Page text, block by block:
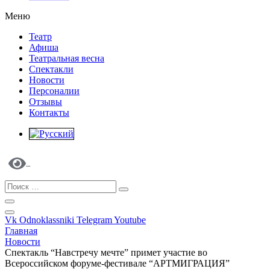
Меню
Театр
Афиша
Театральная весна
Спектакли
Новости
Персоналии
Отзывы
Контакты
Vk Odnoklassniki TelegramYoutube
Главная
Новости
Спектакль “Навстречу мечте” примет участие во
Всероссийском форуме-фестивале “АРТМИГРАЦИЯ”